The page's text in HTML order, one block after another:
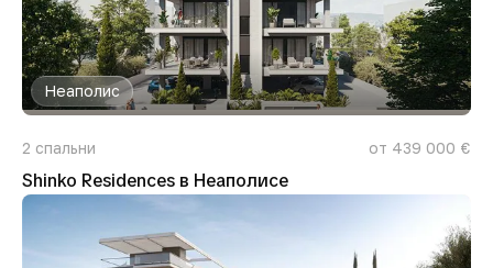
Неаполис
2 спальни от 439 000 €
Shinko Residences в Неаполисе